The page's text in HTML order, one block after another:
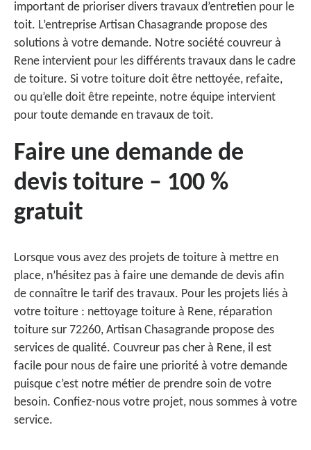
important de prioriser divers travaux d’entretien pour le
toit. L’entreprise Artisan Chasagrande propose des
solutions à votre demande. Notre société couvreur à
Rene intervient pour les différents travaux dans le cadre
de toiture. Si votre toiture doit être nettoyée, refaite,
ou qu’elle doit être repeinte, notre équipe intervient
pour toute demande en travaux de toit.
Faire une demande de
devis toiture – 100 %
gratuit
Lorsque vous avez des projets de toiture à mettre en
place, n’hésitez pas à faire une demande de devis afin
de connaître le tarif des travaux. Pour les projets liés à
votre toiture : nettoyage toiture à Rene, réparation
toiture sur 72260, Artisan Chasagrande propose des
services de qualité. Couvreur pas cher à Rene, il est
facile pour nous de faire une priorité à votre demande
puisque c’est notre métier de prendre soin de votre
besoin. Confiez-nous votre projet, nous sommes à votre
service.